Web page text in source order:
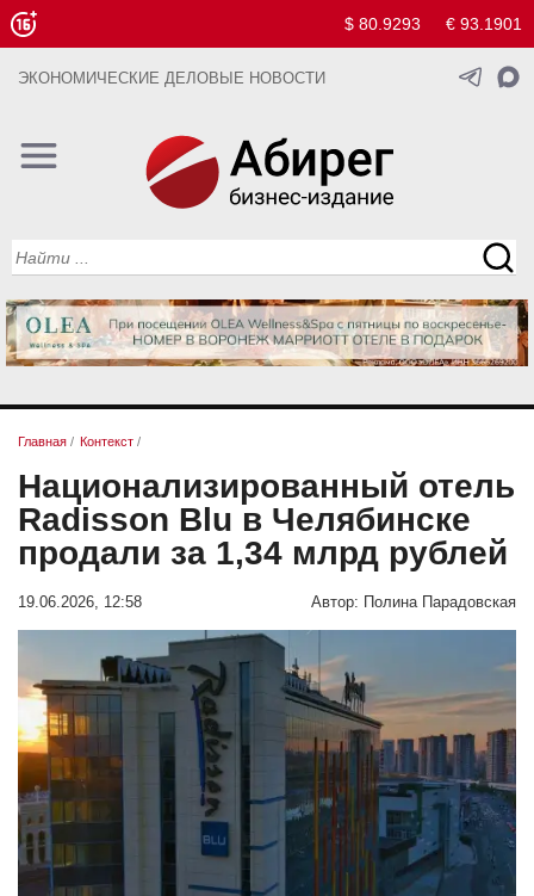
$ 80.9293 € 93.1901
ЭКОНОМИЧЕСКИЕ ДЕЛОВЫЕ НОВОСТИ
Главная / Контекст /
Национализированный отель
Radisson Blu в Челябинске
продали за 1,34 млрд рублей
19.06.2026, 12:58 Автор: Полина Парадовская